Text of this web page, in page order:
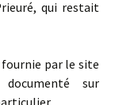
qui restait
par le site
sur